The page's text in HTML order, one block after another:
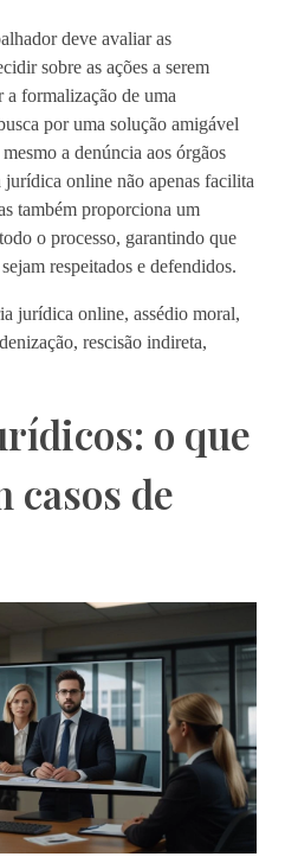
deve avaliar as
sobre as ações a serem
a formalização de uma
por uma solução amigável
a denúncia aos órgãos
jurídica online não apenas facilita
também proporciona um
o processo, garantindo que
respeitados e defendidos.
jurídica online, assédio moral,
rescisão indireta,
o que
casos de